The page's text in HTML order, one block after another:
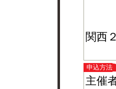
関
関西
申込方法
主催